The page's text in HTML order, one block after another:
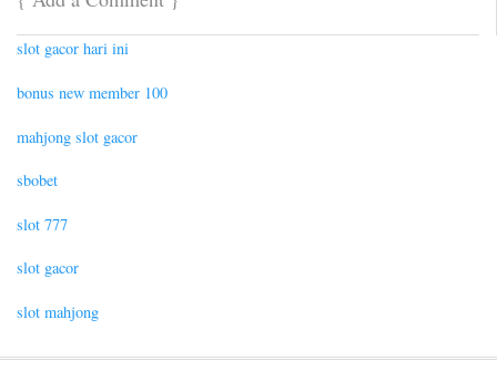
slot gacor hari ini
bonus new member 100
mahjong slot gacor
sbobet
slot 777
slot gacor
slot mahjong